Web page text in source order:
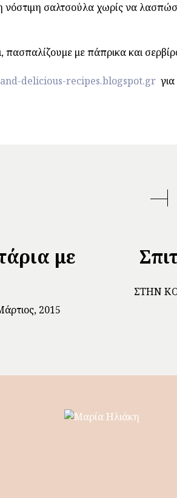
νόστιμη σαλτσούλα χωρίς να
πασπαλίζουμε με πάπρικα και
delicious-recipes.blogspot.gr
με
2015
ΣΤΗΝ